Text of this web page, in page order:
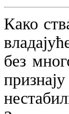
Како
без